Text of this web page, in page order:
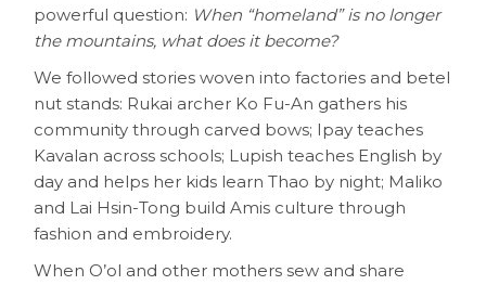
powerful question: When “homeland” is no longer
the mountains, what does it become?
We followed stories woven into factories and betel
nut stands: Rukai archer Ko Fu-An gathers his
community through carved bows; Ipay teaches
Kavalan across schools; Lupish teaches English by
day and helps her kids learn Thao by night; Maliko
and Lai Hsin-Tong build Amis culture through
fashion and embroidery.
When O’ol and other mothers sew and share